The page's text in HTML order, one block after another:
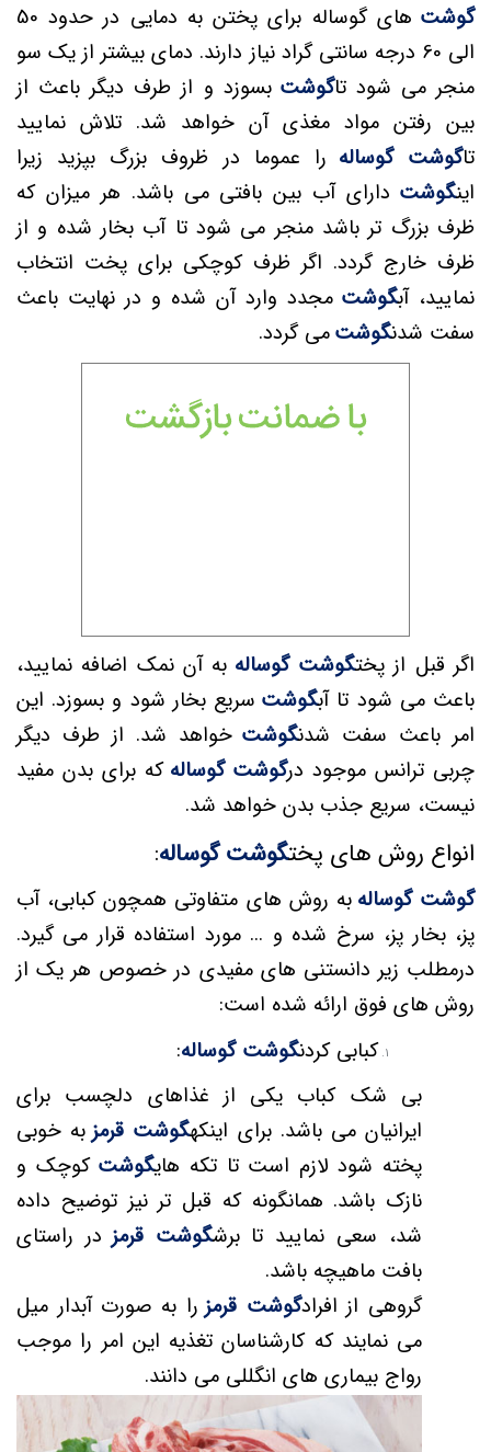
گوشت
های گوساله برای پختن به دمایی در حدود 50
الی 60 درجه سانتی گراد نیاز دارند. دمای بیشتر از یک سو
منجر می شود تاگوشت بسوزد و از طرف دیگر باعث از
بین رفتن مواد مغذی آن خواهد شد. تلاش نمایید
تاگوشت گوساله را عموما در ظروف بزرگ بپزید زیرا
اینگوشت دارای آب بین بافتی می باشد. هر میزان که
ظرف بزرگ تر باشد منجر می شود تا آب بخار شده و از
ظرف خارج گردد. اگر ظرف کوچکی برای پخت انتخاب
نمایید، آبگوشت مجدد وارد آن شده و در نهایت باعث
سفت شدنگوشتمی گردد.
اگر قبل از پختگوشت گوساله به آن نمک اضافه نمایید،
باعث می شود تا آبگوشت سریع بخار شود و بسوزد. این
امر باعث سفت شدنگوشت خواهد شد. از طرف دیگر
چربی ترانس موجود درگوشت گوساله که برای بدن مفید
نیست، سریع جذب بدن خواهد شد.
انواع روش های پختگوشت گوساله:
گوشت گوساله به روش های متفاوتی همچون کبابی، آب
پز، بخار پز، سرخ شده و ... مورد استفاده قرار می گیرد.
درمطلب زیر دانستنی های مفیدی در خصوص هر یک از
روش های فوق ارائه شده است:
کبابی کردنگوشت گوساله:
بی شک کباب یکی از غذاهای دلچسب برای
ایرانیان می باشد. برای اینکهگوشت قرمز به خوبی
پخته شود لازم است تا تکه هایگوشت کوچک و
نازک باشد. همانگونه که قبل تر نیز توضیح داده
شد، سعی نمایید تا برشگوشت قرمز در راستای
بافت ماهیچه باشد.
گروهی از افرادگوشت قرمز را به صورت آبدار میل
می نمایند که کارشناسان تغذیه این امر را موجب
رواج بیماری های انگللی می دانند.